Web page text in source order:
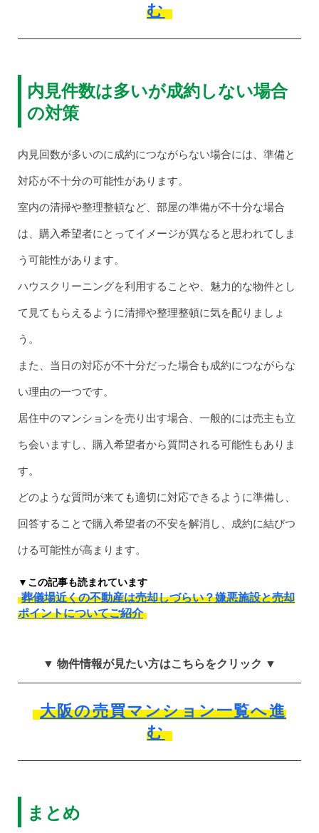
む
内見件数は多いが成約しない場合
の対策
内見回数が多いのに成約につながらない場合には、準備と
対応が不十分の可能性があります。
室内の清掃や整理整頓など、部屋の準備が不十分な場合
は、購入希望者にとってイメージが異なると思われてしま
う可能性があります。
ハウスクリーニングを利用することや、魅力的な物件とし
て見てもらえるように清掃や整理整頓に気を配りましょ
う。
また、当日の対応が不十分だった場合も成約につながらな
い理由の一つです。
居住中のマンションを売り出す場合、一般的には売主も立
ち会いますし、購入希望者から質問される可能性もありま
す。
どのような質問が来ても適切に対応できるように準備し、
回答することで購入希望者の不安を解消し、成約に結びつ
ける可能性が高まります。
▼この記事も読まれています
葬儀場近くの不動産は売却しづらい？嫌悪施設と売却
ポイントについてご紹介
▼ 物件情報が見たい方はこちらをクリック ▼
大阪の売買マンション一覧へ進
む
まとめ